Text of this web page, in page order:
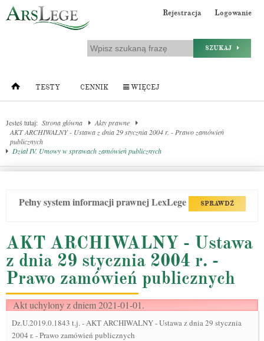
Rejestracja Logowanie
SZUKAJ
TESTY CENNIK WIĘCEJ
Jesteś tutaj: Strona główna
Akty prawne
AKT ARCHIWALNY - Ustawa z dnia 29 stycznia 2004 r. - Prawo zamówień
publicznych
Dział IV. Umowy w sprawach zamówień publicznych
Pełny system informacji prawnej LexLege SPRAWDŹ
AKT ARCHIWALNY - Ustawa
z dnia 29 stycznia 2004 r. -
Prawo zamówień publicznych
Akt uchylony z dniem 2021-01-01.
Dz.U.2019.0.1843 t.j.-AKT ARCHIWALNY - Ustawa z dnia 29 stycznia
2004 r. - Prawo zamówień publicznych